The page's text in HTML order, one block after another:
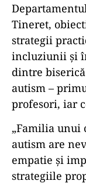
Tineret,
strategii
incluziunii și
dintre
autism –
profesori, iar
„Familia unui
autism are
empatie și
strategiile